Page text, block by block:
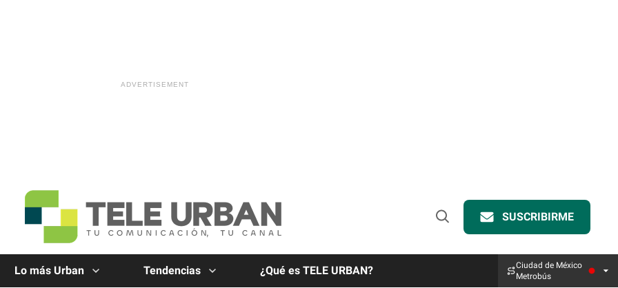
Open
SUSCRIBIRME
Lo más Urban Tendencias ¿Qué es TELE URBAN?
Ciudad de México
Metrobús